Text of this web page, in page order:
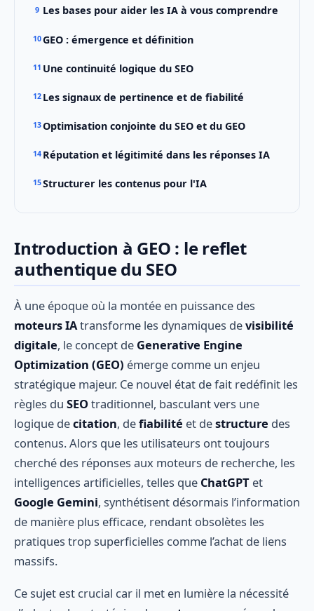
Les bases pour aider les IA à vous comprendre
GEO : émergence et définition
Une continuité logique du SEO
Les signaux de pertinence et de fiabilité
Optimisation conjointe du SEO et du GEO
Réputation et légitimité dans les réponses IA
Structurer les contenus pour l'IA
Introduction à GEO : le reflet
authentique du SEO
À une époque où la montée en puissance des
moteurs IAtransforme les dynamiques devisibilité
digitale, le concept de Generative Engine
Optimization (GEO) émerge comme un enjeu
stratégique majeur. Ce nouvel état de fait redéfinit les
règles du SEOtraditionnel, basculant vers une
logique decitation, defiabilité et destructure des
contenus. Alors que les utilisateurs ont toujours
cherché des réponses aux moteurs de recherche, les
intelligences artificielles, telles que ChatGPT et
Google Gemini, synthétisent désormais l’information
de manière plus efficace, rendant obsolètes les
pratiques trop superficielles comme l’achat de liens
massifs.
Ce sujet est crucial car il met en lumière la nécessité